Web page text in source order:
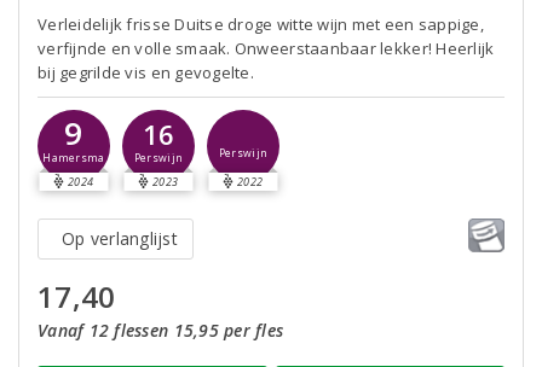
Verleidelijk frisse Duitse droge witte wijn met een sappige,
verfijnde en volle smaak. Onweerstaanbaar lekker! Heerlijk
bij gegrilde vis en gevogelte.
9
Hamersma
2024
16
Perswijn
2023
Perswijn
2022
Op verlanglijst
17,40
Vanaf 12 flessen 15,95 per fles